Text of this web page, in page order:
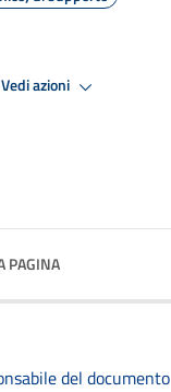
Vedi azioni
PAGINA
del documento